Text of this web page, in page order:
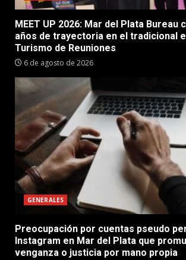
MEET UP 2026: Mar del Plata Bureau
años de trayectoria en el tradicional
Turismo de Reuniones
6 de agosto de 2026
GENERALES
Preocupación por cuentas pseudo
Instagram en Mar del Plata que
venganza o justicia por mano propia